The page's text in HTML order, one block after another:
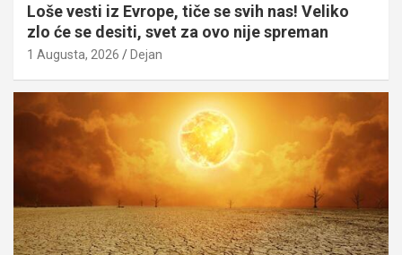
Loše vesti iz Evrope, tiče se svih nas! Veliko
zlo će se desiti, svet za ovo nije spreman
1 Augusta, 2026 Dejan